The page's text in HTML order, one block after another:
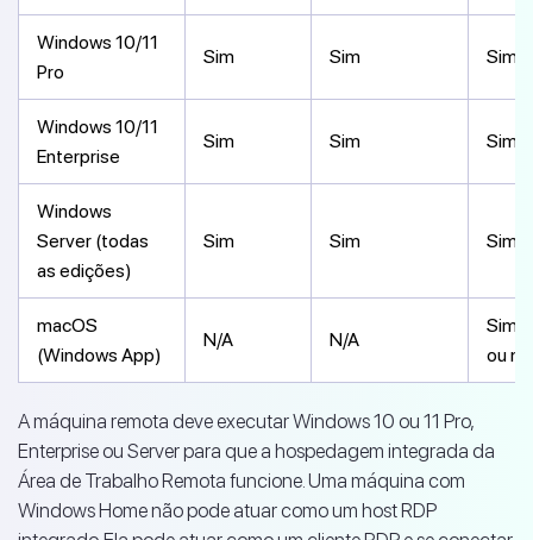
Windows 10/11
Pro
Sim Sim Sim
Windows 10/11
Enterprise
Sim Sim Sim
Windows
Server (todas
as edições)
Sim Sim Sim
macOS
(Windows App)
N/A N/A
Sim,
ou
A máquina remota deve executar Windows 10 ou 11 Pro,
Enterprise ou Server para que a hospedagem integrada da
Área de Trabalho Remota funcione. Uma máquina com
Windows Home não pode atuar como um host RDP